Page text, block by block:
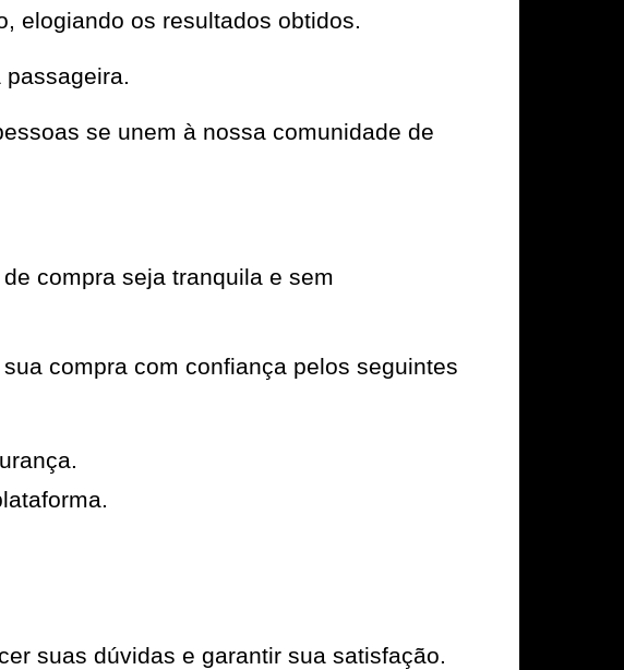
elogiando os resultados obtidos.
se unem à nossa comunidade de
compra seja tranquila e sem
compra com confiança pelos seguintes
suas dúvidas e garantir sua satisfação.